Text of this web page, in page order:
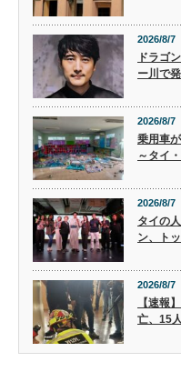
2026/8/7
ドラゴ
ー川で
2026/8/7
乗用車
～タイ
2026/8/7
タイの
ン、ト
2026/8/7
【速報
亡、15